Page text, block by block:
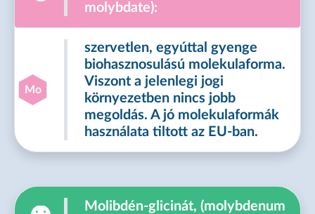
molybdate):
Mo
szervetlen, egyúttal gyenge
biohasznosulású molekulaforma.
Viszont a jelenlegi jogi
környezetben nincs jobb
megoldás. A jó molekulaformák
használata tiltott az EU-ban.
Molibdén-glicinát, (molybdenum